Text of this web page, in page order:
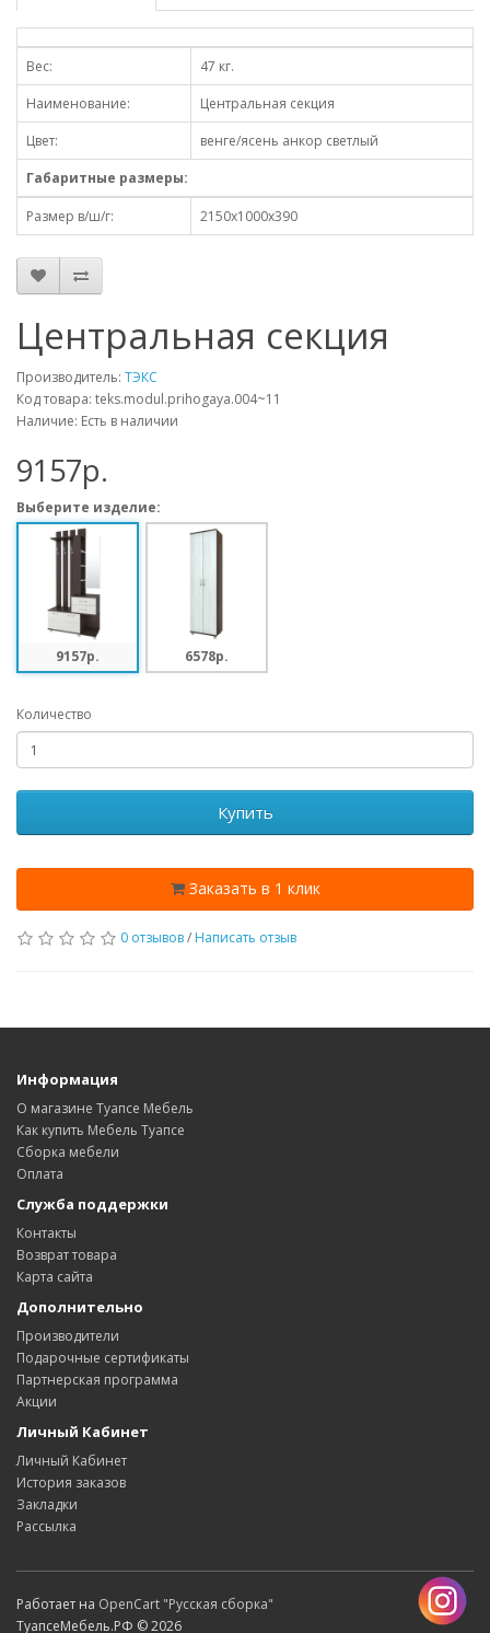
Вес:
47 кг.
Наименование:
Центральная секция
Цвет:
венге/ясень анкор светлый
Габаритные размеры:
Размер в/ш/г: 2150х1000х390
Центральная секция
Производитель: ТЭКС
Код товара: teks.modul.prihogaya.004~11
Наличие: Есть в наличии
9157p.
Выберите изделие:
9157p. 6578p.
Количество
Купить
Заказать в 1 клик
0 отзывов/ Написать отзыв
Информация
О магазине Туапсе Мебель
Как купить Мебель Туапсе
Сборка мебели
Оплата
Служба поддержки
Контакты
Возврат товара
Карта сайта
Дополнительно
Производители
Подарочные сертификаты
Партнерская программа
Акции
Личный Кабинет
Личный Кабинет
История заказов
Закладки
Рассылка
Работает на OpenCart "Русская сборка"
ТуапсеМебель.РФ © 2026